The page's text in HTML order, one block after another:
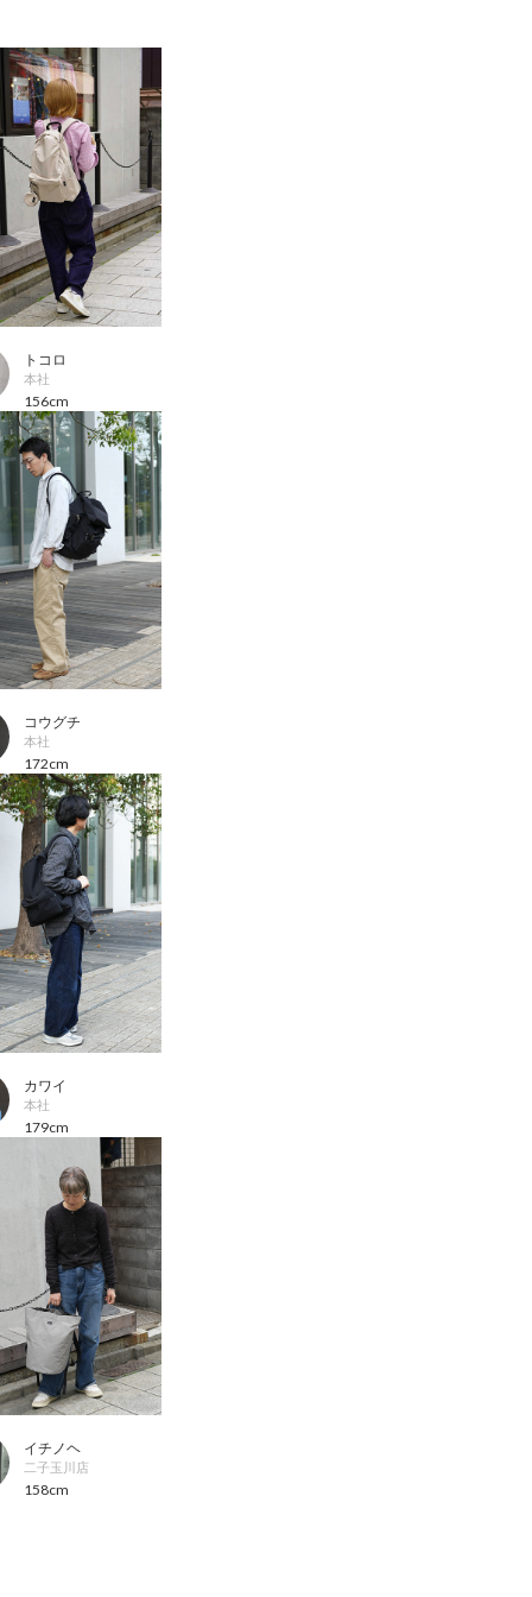
トコロ
本社
156cm
コウグチ
本社
172cm
カワイ
本社
179cm
イチノヘ
二子玉川店
158cm